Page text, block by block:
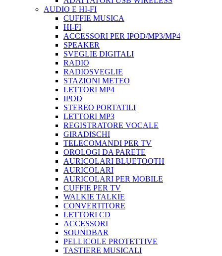
AUDIO E HI-FI
CUFFIE MUSICA
HI-FI
ACCESSORI PER IPOD/MP3/MP4
SPEAKER
SVEGLIE DIGITALI
RADIO
RADIOSVEGLIE
STAZIONI METEO
LETTORI MP4
IPOD
STEREO PORTATILI
LETTORI MP3
REGISTRATORE VOCALE
GIRADISCHI
TELECOMANDI PER TV
OROLOGI DA PARETE
AURICOLARI BLUETOOTH
AURICOLARI
AURICOLARI PER MOBILE
CUFFIE PER TV
WALKIE TALKIE
CONVERTITORE
LETTORI CD
ACCESSORI
SOUNDBAR
PELLICOLE PROTETTIVE
TASTIERE MUSICALI